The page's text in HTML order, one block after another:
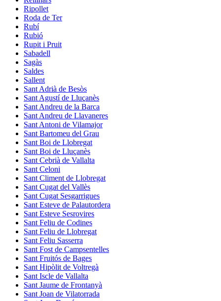
Ripollet
Roda de Ter
Rubí
Rubió
Rupit i Pruit
Sabadell
Sagàs
Saldes
Sallent
Sant Adrià de Besòs
Sant Agustí de Lluçanès
Sant Andreu de la Barca
Sant Andreu de Llavaneres
Sant Antoni de Vilamajor
Sant Bartomeu del Grau
Sant Boi de Llobregat
Sant Boi de Lluçanès
Sant Cebrià de Vallalta
Sant Celoni
Sant Climent de Llobregat
Sant Cugat del Vallès
Sant Cugat Sesgarrigues
Sant Esteve de Palautordera
Sant Esteve Sesrovires
Sant Feliu de Codines
Sant Feliu de Llobregat
Sant Feliu Sasserra
Sant Fost de Campsentelles
Sant Fruitós de Bages
Sant Hipòlit de Voltregà
Sant Iscle de Vallalta
Sant Jaume de Frontanyà
Sant Joan de Vilatorrada